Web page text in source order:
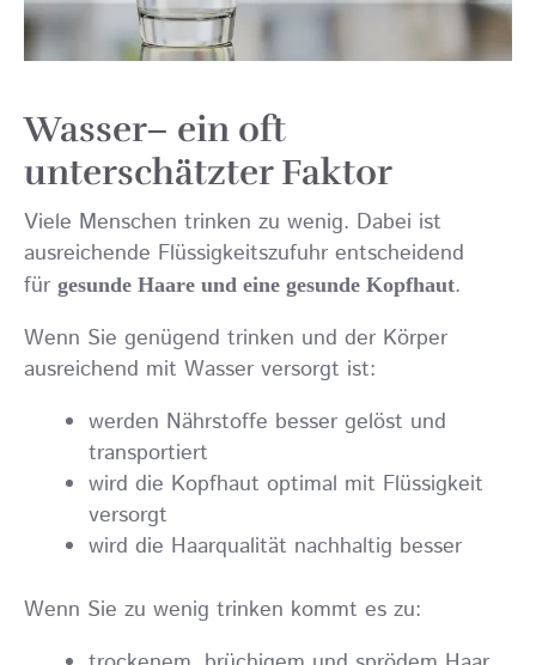
Wasser– ein oft
unterschätzter Faktor
Viele Menschen trinken zu wenig. Dabei ist
ausreichende Flüssigkeitszufuhr entscheidend
für gesunde Haare und eine gesunde Kopfhaut.
Wenn Sie genügend trinken und der Körper
ausreichend mit Wasser versorgt ist:
werden Nährstoffe besser gelöst und
transportiert
wird die Kopfhaut optimal mit Flüssigkeit
versorgt
wird die Haarqualität nachhaltig besser
Wenn Sie zu wenig trinken kommt es zu: